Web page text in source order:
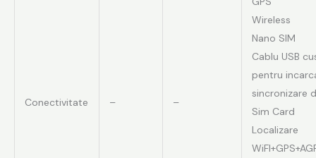
Conectivitate – –
Wireless
Nano SIM
Cablu USB
pentru
sincronizare
Sim Card
Localizare